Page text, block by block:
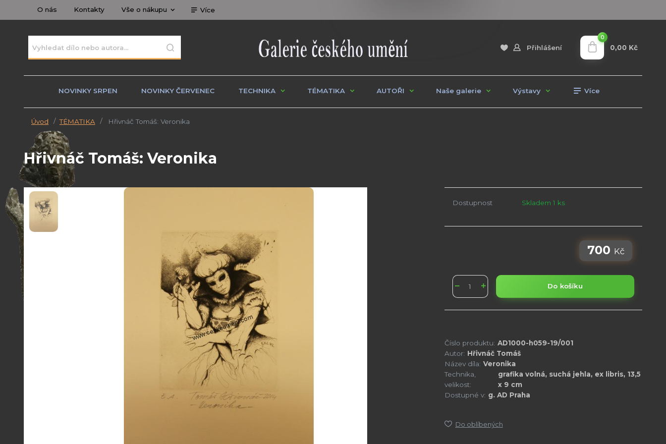
O nás Kontakty Vše o nákupu Více
Přihlášení
0
0,00 Kč
NOVINKY SRPEN NOVINKY ČERVENEC TECHNIKA TÉMATIKA AUTOŘI Naše galerie Výstavy Více
Úvod TÉMATIKA Hřivnáč Tomáš: Veronika
Hřivnáč Tomáš: Veronika
Dostupnost Skladem 1 ks
700 Kč
Do košíku
Číslo produktu: AD1000-h059-19/001
Autor: Hřivnáč Tomáš
Název díla: Veronika
Technika,
velikost:
grafika volná, suchá jehla, ex libris, 13,5
x 9 cm
Dostupné v: g. AD Praha
Do oblíbených